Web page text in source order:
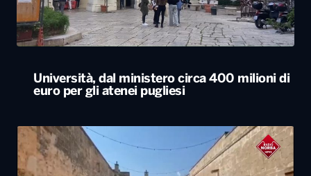
Università, dal ministero circa 400 milioni di
euro per gli atenei pugliesi